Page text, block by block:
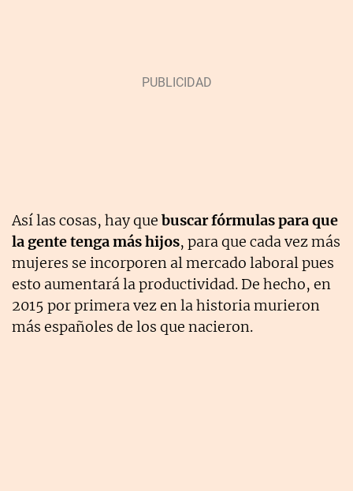
Así las cosas, hay que buscar fórmulas para que
la gente tenga más hijos, para que cada vez más
mujeres se incorporen al mercado laboral pues
esto aumentará la productividad. De hecho, en
2015 por primera vez en la historia murieron
más españoles de los que nacieron.